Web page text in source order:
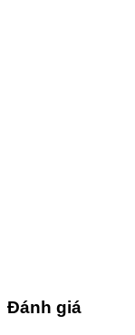
Đánh giá